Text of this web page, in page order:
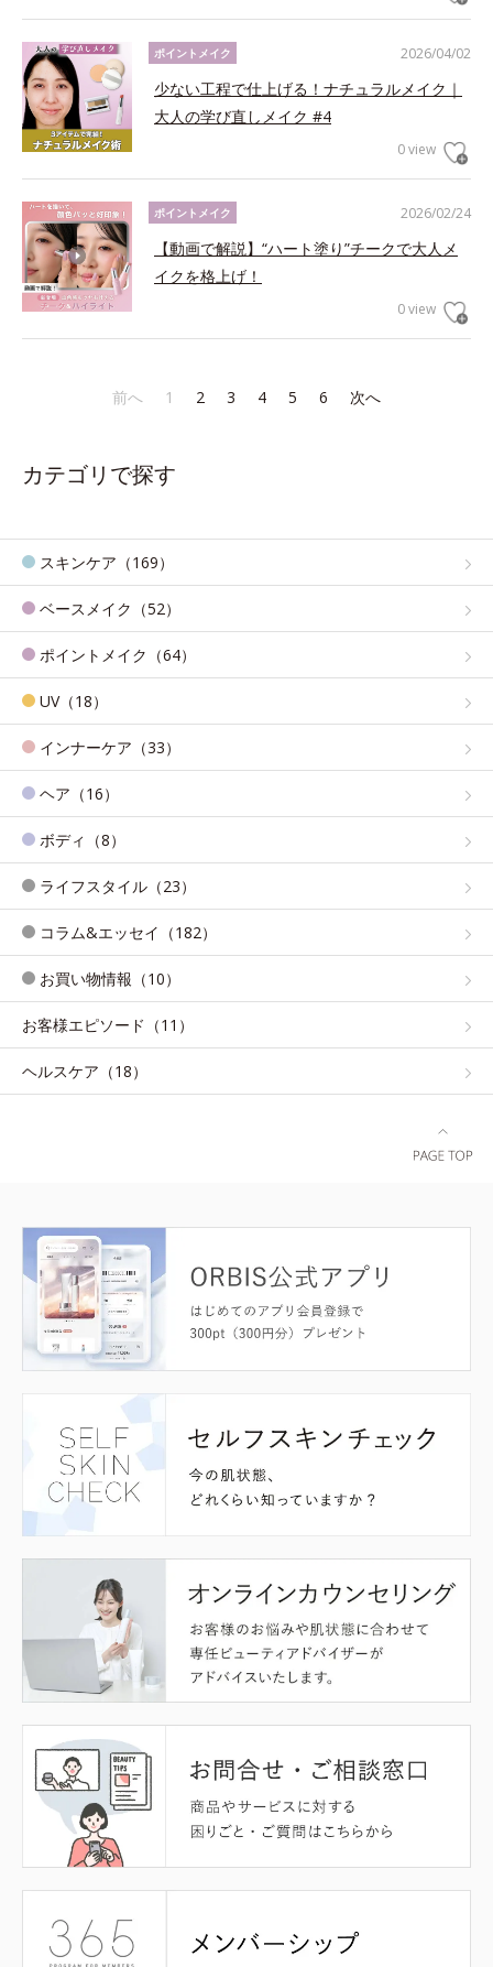
2026/04/02
ポイントメイク
少ない工程で仕上げる！ナチュラルメイク｜
大人の学び直しメイク #4
0 view
2026/02/24
ポイントメイク
【動画で解説】“ハート塗り”チークで大人メ
イクを格上げ！
0 view
前へ 1 2 3 4 5 6 次へ
カテゴリで探す
スキンケア（169）
ベースメイク（52）
ポイントメイク（64）
UV（18）
インナーケア（33）
ヘア（16）
ボディ（8）
ライフスタイル（23）
コラム&エッセイ（182）
お買い物情報（10）
お客様エピソード（11）
ヘルスケア（18）